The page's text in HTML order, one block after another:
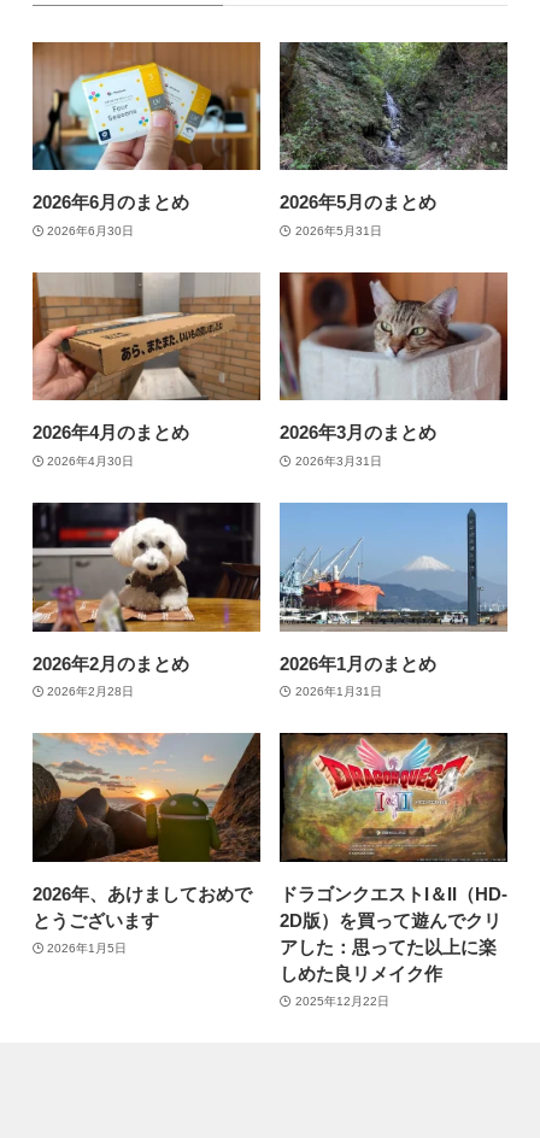
2026年6月のまとめ
2026年6月30日
2026年5月のまとめ
2026年5月31日
2026年4月のまとめ
2026年4月30日
2026年3月のまとめ
2026年3月31日
2026年2月のまとめ
2026年2月28日
2026年1月のまとめ
2026年1月31日
2026年、あけましておめで
とうございます
2026年1月5日
ドラゴンクエストI＆II（HD-
2D版）を買って遊んでクリ
アした：思ってた以上に楽
しめた良リメイク作
2025年12月22日